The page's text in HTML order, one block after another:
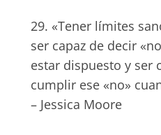
29. «Tener límites
ser capaz de decir
estar dispuesto y ser
cumplir ese «no»
– Jessica Moore